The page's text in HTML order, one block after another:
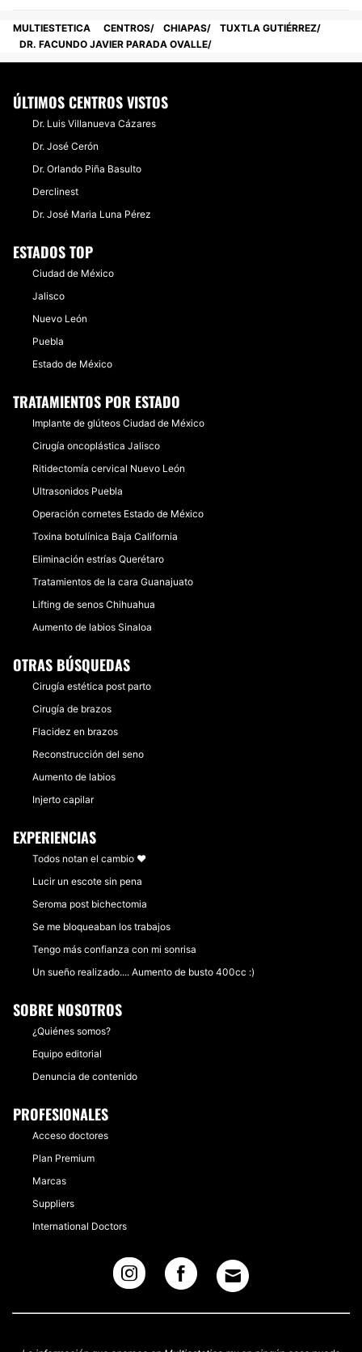
MULTIESTETICA CENTROS CHIAPAS
TUXTLA GUTIÉRREZ
DR. FACUNDO JAVIER PARADA OVALLE
ÚLTIMOS CENTROS VISTOS
Dr. Luis Villanueva Cázares
Dr. José Cerón
Dr. Orlando Piña Basulto
Derclinest
Dr. José Maria Luna Pérez
ESTADOS TOP
Ciudad de México
Jalisco
Nuevo León
Puebla
Estado de México
TRATAMIENTOS POR ESTADO
Implante de glúteos Ciudad de México
Cirugía oncoplástica Jalisco
Ritidectomía cervical Nuevo León
Ultrasonidos Puebla
Operación cornetes Estado de México
Toxina botulínica Baja California
Eliminación estrías Querétaro
Tratamientos de la cara Guanajuato
Lifting de senos Chihuahua
Aumento de labios Sinaloa
OTRAS BÚSQUEDAS
Cirugía estética post parto
Cirugía de brazos
Flacidez en brazos
Reconstrucción del seno
Aumento de labios
Injerto capilar
EXPERIENCIAS
Todos notan el cambio ❤️
Lucir un escote sin pena
Seroma post bichectomia
Se me bloqueaban los trabajos
Tengo más confianza con mi sonrisa
Un sueño realizado.... Aumento de busto 400cc :)
SOBRE NOSOTROS
¿Quiénes somos?
Equipo editorial
Denuncia de contenido
PROFESIONALES
Acceso doctores
Plan Premium
Marcas
Suppliers
International Doctors